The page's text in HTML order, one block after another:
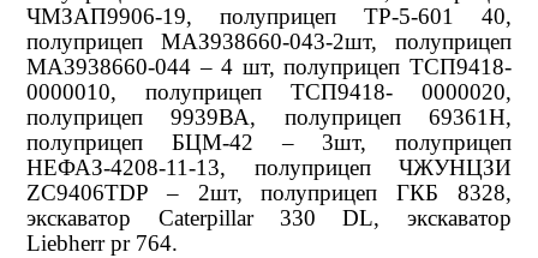
ЧМЗАП9906-19, полуприцеп ТР-5-601 40,
полуприцеп МАЗ938660-043-2шт, полуприцеп
МАЗ938660-044 – 4 шт, полуприцеп ТСП9418-
0000010, полуприцеп ТСП9418- 0000020,
полуприцеп 9939ВА, полуприцеп 69361Н,
полуприцеп БЦМ-42 – 3шт, полуприцеп
НЕФАЗ-4208-11-13, полуприцеп ЧЖУНЦЗИ
ZC9406TDP – 2шт, полуприцеп ГКБ 8328,
экскаватор Caterpillar 330 DL, экскаватор
Liebherr pr 764.